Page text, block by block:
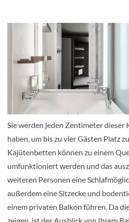
Balkonkabine-[BA]
Deck 09
Balkonkabine
Balkonkabine-[BF]
Sie werden jeden Zentimeter dieser
haben, um bis zu vier Gästen Platz
Kajütenbetten können zu einem
umfunktioniert werden und das
weiteren Personen eine
außerdem eine Sitzecke und
einem privaten Balkon führen. Da